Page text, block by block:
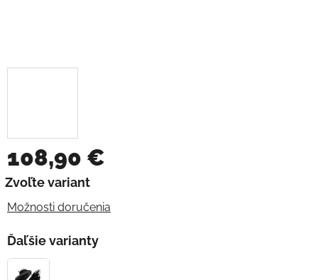
108,90 €
Jednotková cena:
Zvoľte variant
Možnosti doručenia
Ďaľšie varianty